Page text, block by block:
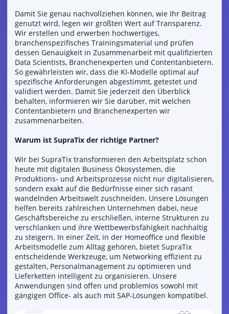
Damit Sie genau nachvollziehen können, wie Ihr Beitrag
genutzt wird, legen wir größten Wert auf Transparenz.
Wir erstellen und erwerben hochwertiges,
branchenspezifisches Trainingsmaterial und prüfen
dessen Genauigkeit in Zusammenarbeit mit qualifizierten
Data Scientists, Branchenexperten und Contentanbietern.
So gewährleisten wir, dass die KI-Modelle optimal auf
spezifische Anforderungen abgestimmt, getestet und
validiert werden. Damit Sie jederzeit den Überblick
behalten, informieren wir Sie darüber, mit welchen
Contentanbietern und Branchenexperten wir
zusammenarbeiten.
Warum ist SupraTix der richtige Partner?
Wir bei SupraTix transformieren den Arbeitsplatz schon
heute mit digitalen Business Ökosystemen, die
Produktions- und Arbeitsprozesse nicht nur digitalisieren,
sondern exakt auf die Bedürfnisse einer sich rasant
wandelnden Arbeitswelt zuschneiden. Unsere Lösungen
helfen bereits zahlreichen Unternehmen dabei, neue
Geschäftsbereiche zu erschließen, interne Strukturen zu
verschlanken und ihre Wettbewerbsfähigkeit nachhaltig
zu steigern. In einer Zeit, in der Homeoffice und flexible
Arbeitsmodelle zum Alltag gehören, bietet SupraTix
entscheidende Werkzeuge, um Networking effizient zu
gestalten, Personalmanagement zu optimieren und
Lieferketten intelligent zu organisieren. Unsere
Anwendungen sind offen und problemlos sowohl mit
gängigen Office- als auch mit SAP-Lösungen kompatibel.